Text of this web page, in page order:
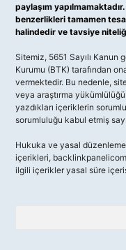
paylaşım
benzerlikleri tamamen
halindedir ve tavsiye
Sitemiz, 5651 Sayılı
Kurumu (BTK) tarafından
vermektedir. Bu nedenle,
veya araştırma
yazdıkları içeriklerin
sorumluluğu kabul etmiş
Hukuka ve yasal
içerikleri,
ilgili içerikler yasal süre